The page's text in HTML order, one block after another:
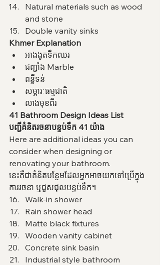
Natural materials such as wood
and stone
Double vanity sinks
Khmer Explanation
អាងងូតទឹកឈរ
ជញ្ជាំង Marble
ពន្លឺទន់
សម្ភារៈធម្មជាតិ
លាងមុខពីរ
41 Bathroom Design Ideas List
បញ្ជីគំនិតរចនាបន្ទប់ទឹក 41 យ៉ាង
Here are additional ideas you can
consider when designing or
renovating your bathroom.
នេះគឺជាគំនិតបន្ថែមដែលអ្នកអាចយកទៅប្រើក្នុង
ការរចនា ឬជួសជុលបន្ទប់ទឹក។
Walk-in shower
Rain shower head
Matte black fixtures
Wooden vanity cabinet
Concrete sink basin
Industrial style bathroom